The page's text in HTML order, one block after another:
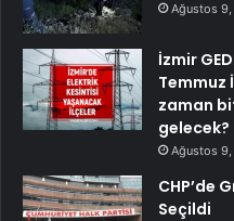
Ağustos
İzmir
Temmuz
zaman
gelecek?
Ağustos
CHP’de
Seçildi